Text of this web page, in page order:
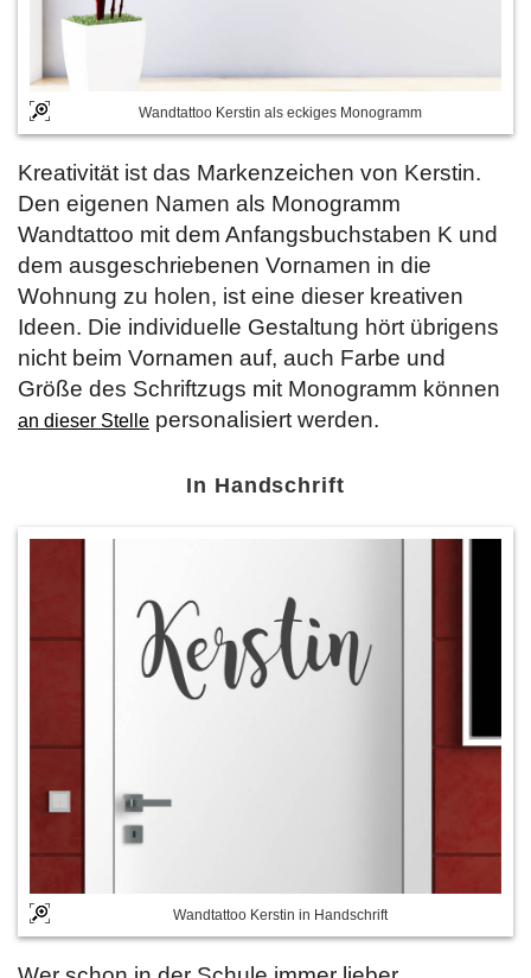
Wandtattoo Kerstin als eckiges Monogramm
Kreativität ist das Markenzeichen von Kerstin.
Den eigenen Namen als Monogramm
Wandtattoo mit dem Anfangsbuchstaben K und
dem ausgeschriebenen Vornamen in die
Wohnung zu holen, ist eine dieser kreativen
Ideen. Die individuelle Gestaltung hört übrigens
nicht beim Vornamen auf, auch Farbe und
Größe des Schriftzugs mit Monogramm können
an dieser Stelle personalisiert werden.
In Handschrift
Wandtattoo Kerstin in Handschrift